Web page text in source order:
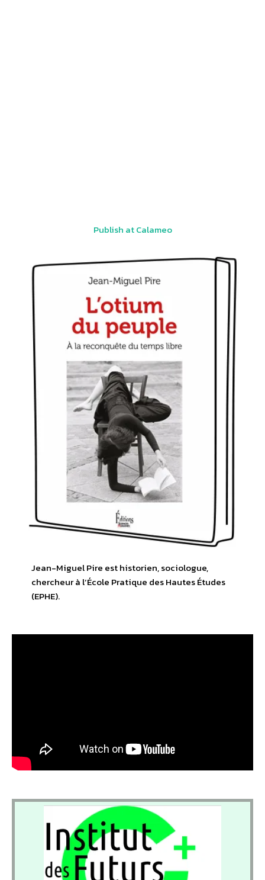
Publish at Calameo
Jean-Miguel Pire est historien, sociologue,
chercheur à l’École Pratique des Hautes Études
(EPHE).